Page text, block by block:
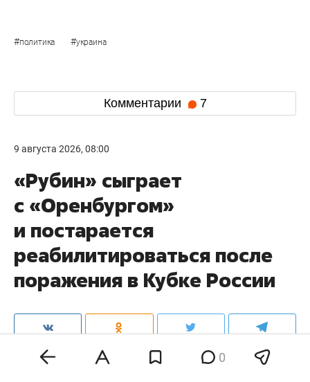
#политика #украина
Комментарии 7
9 августа 2026, 08:00
«Рубин» сыграет
с «Оренбургом»
и постарается
реабилитироваться после
поражения в Кубке России
Сегодня в матче 3-го тура чемпионата России
0